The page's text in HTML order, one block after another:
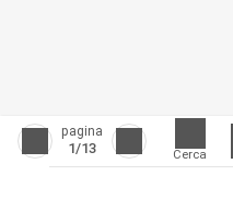
pagina
1/13 Cerca